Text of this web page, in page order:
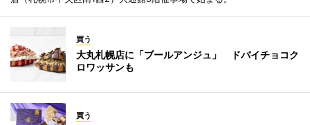
買う
大丸札幌店に「ブールアンジュ」 ドバイチョコク
ロワッサンも
買う